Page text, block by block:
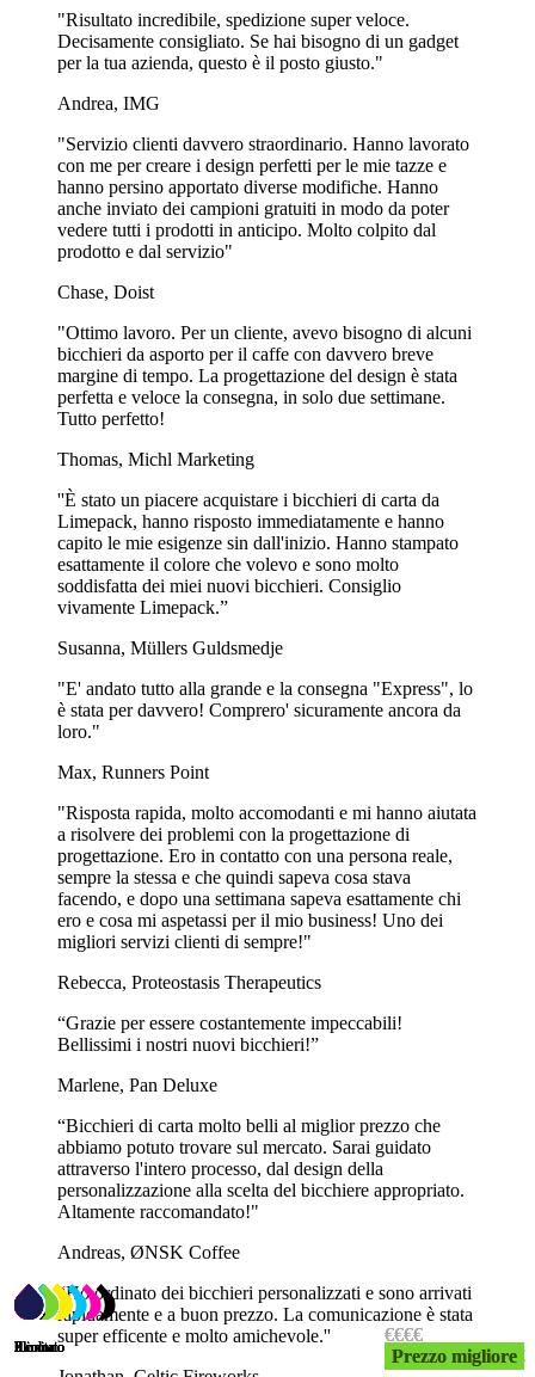
Illimitato
€€€€
Prezzo migliore
Illimitato €€€€
Illimitato
Illimitato
Illimitato
€€€€
Prezzo migliore
Illimitato
€€€€
Prezzo migliore
6 colori
€€€€
Prezzo migliore
2 colori
3 colori
€€€€
Prezzo migliore
Illimitato
€€€€
Prezzo migliore
2 colori
riferimento.
Quindi, oltre ad essere una scelta pratica per servire le bevande agli
eventi, questi bicchieri possono anche essere un potente strumento di
marketing che riflette l'impegno del tuo marchio per la sostenibilità.
Offrono una soluzione vantaggiosa sia per la tua azienda che per
l'ambiente!
I migliori per la visibilità: Bicchieri di plastica con
I bicchieri di plastica stampati su misura sono una scelta eccezionale
dimensioni che soddisfano le diverse esigenze di servizio delle
bevande. Sia che tu stia offrendo piccoli assaggi a una fiera o
bevande a grandezza naturale a un grande evento, c'è un formato di
bicchiere di plastica che può soddisfare le tue esigenze.
Questi bicchieri sono un'ottima scelta per servire una varietà di
bevande, in particolare quelle fredde come tè freddi, infusi o bibite.
Inoltre, questi bicchieri possono essere utilizzati anche in altri ambiti.
Ad esempio, possono essere utilizzate come contenitori per piccoli
regali o articoli promozionali nel tuo stand. Potrebbero includere
piccoli campioni della deliziosa bevanda che stai promuovendo.
Questa versatilità rende questi bicchieri una risorsa preziosa per
qualsiasi evento, offrendo vantaggi sia funzionali che promozionali.
Stampa personalizzata su bicchieri di plastica: Una
Una delle caratteristiche principali di questi bicchieri è la loro
capacità di mostrare il logo del tuo marchio in tutto il suo splendore.
visto da ogni angolazione, rendendoli la scelta migliore per gli eventi
Le opzioni di stampa personalizzata offrono l'opportunità unica di
stampare il tuo logo su tutta la tazza, creando una visione a 360
gradi del tuo marchio. Questo non solo massimizza la visibilità, ma
migliora anche il riconoscimento e il ricordo del marchio da parte dei
partecipanti all'evento.
evento grazie alla loro alta visibilità e versatilità. Offrono una
assicurando che si distingua e lasci un'impressione duratura ai
partecipanti all'evento.
Un tocco in più per le tue bevande: Cannucce di
carta stampate su misura
Perché non dare un tocco finale alle tue bevande con delle cannucce
di carta stampate personalizzate? Le cannucce non sono solo
funzionali, ma servono anche a testimoniare l'impegno del tuo
fredde e possono resistere per un tempo ragionevole in una bevanda
senza inzupparsi. In questo modo, i tuoi ospiti potranno godersi le
loro bevande senza alcun inconveniente!
Le opzioni di personalizzazione sono infinite: dalle strisce e i pois al
logo del tuo marchio, per rendere le tue bevande non solo gustose
"Risultato incredibile, spedizione super veloce.
Decisamente consigliato. Se hai bisogno di un gadget
per la tua azienda, questo è il posto giusto."
Andrea, IMG
"Servizio clienti davvero straordinario. Hanno lavorato
con me per creare i design perfetti per le mie tazze e
hanno persino apportato diverse modifiche. Hanno
anche inviato dei campioni gratuiti in modo da poter
vedere tutti i prodotti in anticipo. Molto colpito dal
prodotto e dal servizio"
Chase, Doist
"Ottimo lavoro. Per un cliente, avevo bisogno di alcuni
bicchieri da asporto per il caffe con davvero breve
margine di tempo. La progettazione del design è stata
perfetta e veloce la consegna, in solo due settimane.
Tutto perfetto!
Thomas, Michl Marketing
''È stato un piacere acquistare i bicchieri di carta da
Limepack, hanno risposto immediatamente e hanno
capito le mie esigenze sin dall'inizio. Hanno stampato
esattamente il colore che volevo e sono molto
soddisfatta dei miei nuovi bicchieri. Consiglio
vivamente Limepack.”
Susanna, Müllers Guldsmedje
"E' andato tutto alla grande e la consegna "Express", lo
è stata per davvero! Comprero' sicuramente ancora da
loro."
Max, Runners Point
"Risposta rapida, molto accomodanti e mi hanno aiutata
a risolvere dei problemi con la progettazione di
progettazione. Ero in contatto con una persona reale,
sempre la stessa e che quindi sapeva cosa stava
facendo, e dopo una settimana sapeva esattamente chi
ero e cosa mi aspetassi per il mio business! Uno dei
migliori servizi clienti di sempre!"
Rebecca, Proteostasis Therapeutics
“Grazie per essere costantemente impeccabili!
Bellissimi i nostri nuovi bicchieri!”
Marlene, Pan Deluxe
“Bicchieri di carta molto belli al miglior prezzo che
abbiamo potuto trovare sul mercato. Sarai guidato
attraverso l'intero processo, dal design della
personalizzazione alla scelta del bicchiere appropriato.
Altamente raccomandato!"
Andreas, ØNSK Coffee
“Ho ordinato dei bicchieri personalizzati e sono arrivati
rapidamente e a buon prezzo. La comunicazione è stata
super efficente e molto amichevole.''